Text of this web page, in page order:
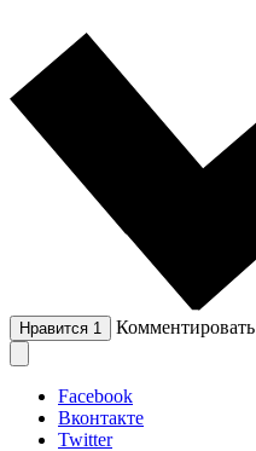
Нравится 1 Комментировать
Facebook
Вконтакте
Twitter